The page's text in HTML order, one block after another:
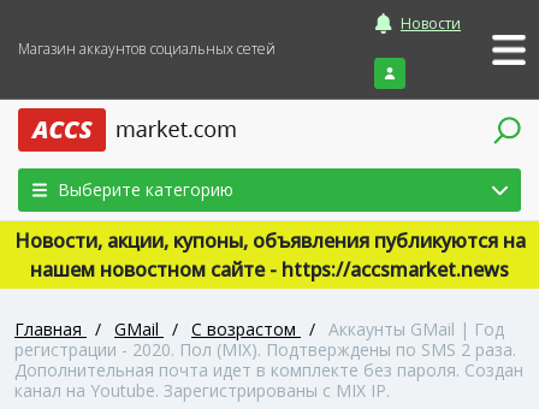
Магазин аккаунтов социальных сетей
Новости
Войти
Выберите категорию
Новости, акции, купоны, объявления публикуются на
нашем новостном сайте - https://accsmarket.news
Главная / GMail / С возрастом / Аккаунты GMail | Год
регистрации - 2020. Пол (MIX). Подтверждены по SMS 2 раза.
Дополнительная почта идет в комплекте без пароля. Создан
канал на Youtube. Зарегистрированы с MIX IP.